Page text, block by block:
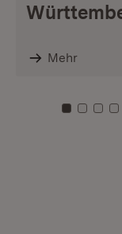
Mehr
ZuZuZu